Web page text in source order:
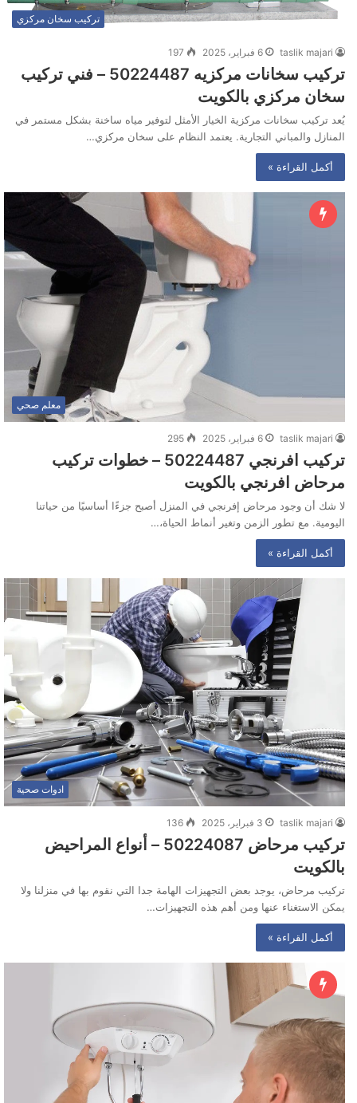
تركيب سخان مركزي
taslik majari 6 فبراير، 2025 197
تركيب سخانات مركزيه 50224487 – فني تركيب
سخان مركزي بالكويت
يُعد تركيب سخانات مركزية الخيار الأمثل لتوفير مياه ساخنة بشكل مستمر في
المنازل والمباني التجارية. يعتمد النظام على سخان مركزي…
أكمل القراءة »
معلم صحي
taslik majari 6 فبراير، 2025 295
تركيب افرنجي 50224487‬ – خطوات تركيب
مرحاض افرنجي بالكويت
لا شك أن وجود مرحاض إفرنجي في المنزل أصبح جزءًا أساسيًا من حياتنا
اليومية. مع تطور الزمن وتغير أنماط الحياة،…
أكمل القراءة »
ادوات صحية
taslik majari 3 فبراير، 2025 136
تركيب مرحاض 50224087 – أنواع المراحيض
بالكويت
تركيب مرحاض، يوجد بعض التجهيزات الهامة جدا التي نقوم بها في منزلنا ولا
يمكن الاستغناء عنها ومن أهم هذه التجهيزات…
أكمل القراءة »